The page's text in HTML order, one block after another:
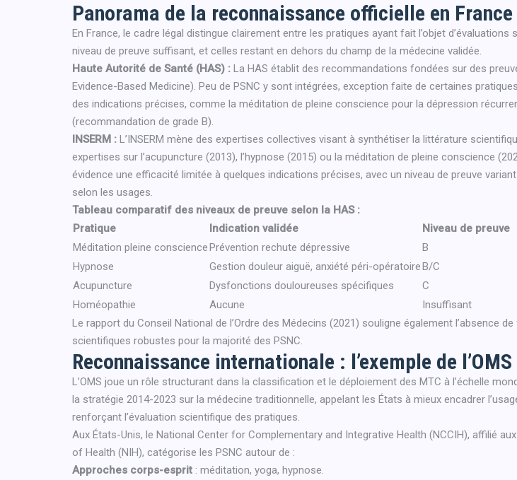
Panorama de la reconnaissance officielle en France
En France, le cadre légal distingue clairement entre les pratiques ayant fait l’objet d’évaluations
niveau de preuve suffisant, et celles restant en dehors du champ de la médecine validée.
Haute Autorité de Santé (HAS) : La HAS établit des recommandations fondées sur des
Evidence-Based Medicine). Peu de PSNC y sont intégrées, exception faite de certaines
des indications précises, comme la méditation de pleine conscience pour la dépression
(recommandation de grade B).
INSERM : L’INSERM mène des expertises collectives visant à synthétiser la littérature
expertises sur l’acupuncture (2013), l’hypnose (2015) ou la méditation de pleine conscience
évidence une efficacité limitée à quelques indications précises, avec un niveau de preuve
selon les usages.
Tableau comparatif des niveaux de preuve selon la HAS :
Pratique
Indication validée
Niveau de preuve
Méditation pleine consciencePrévention rechute dépressive
B
Hypnose
Gestion douleur aiguë, anxiété péri-opératoireB/C
Acupuncture
Dysfonctions douloureuses spécifiques
C
Homéopathie
Aucune
Insuffisant
Le rapport du Conseil National de l’Ordre des Médecins (2021) souligne également l’absence
scientifiques robustes pour la majorité des PSNC.
Reconnaissance internationale : l’exemple de
L’OMS joue un rôle structurant dans la classification et le déploiement des MTC à l’échelle
la stratégie 2014-2023 sur la médecine traditionnelle, appelant les États à mieux encadrer
renforçant l’évaluation scientifique des pratiques.
Aux États-Unis, le National Center for Complementary and Integrative Health (NCCIH), affilié
of Health (NIH), catégorise les PSNC autour de :
Approches corps-esprit : méditation, yoga, hypnose.